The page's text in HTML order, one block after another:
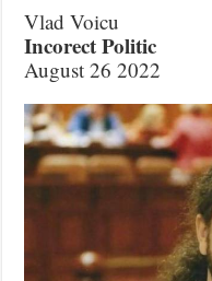
Vlad Voicu
Incorect Politic
August 26 2022